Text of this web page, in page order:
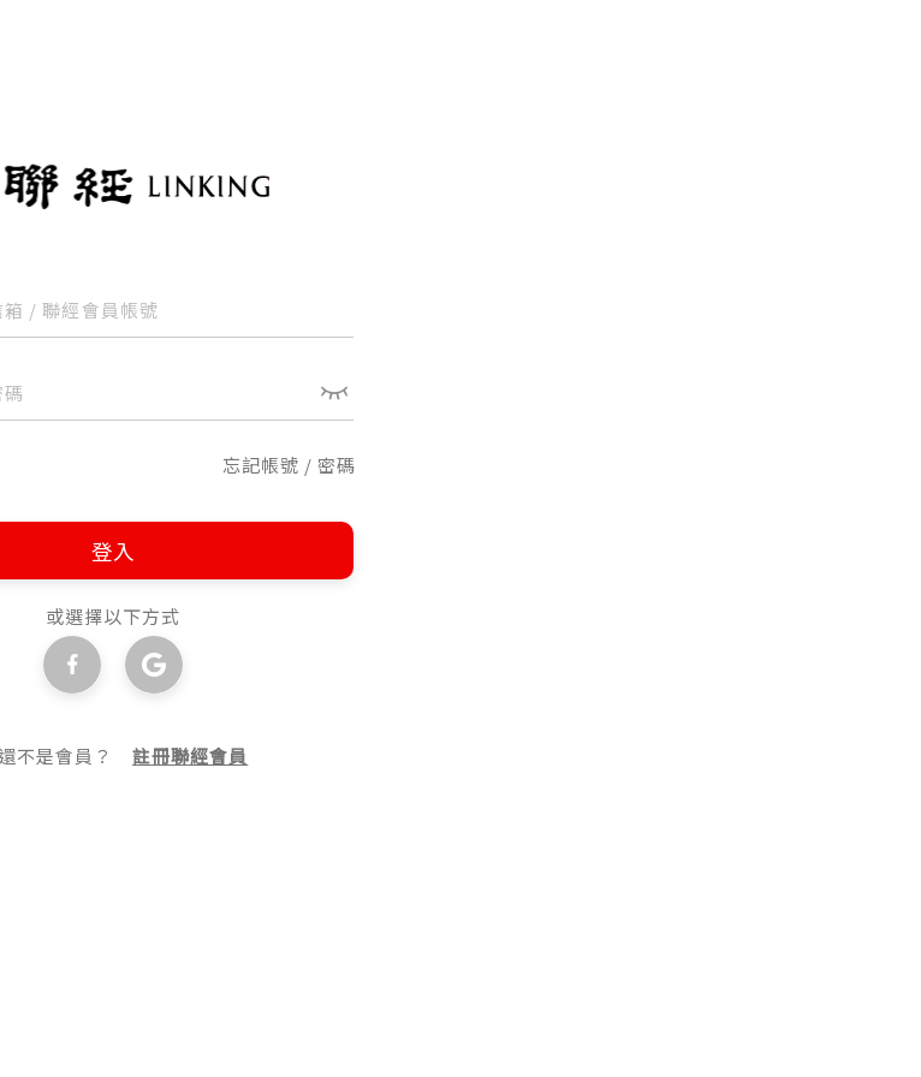
忘記帳號 / 密碼
登入
或選擇以下方式
還不是會員？註冊聯經會員